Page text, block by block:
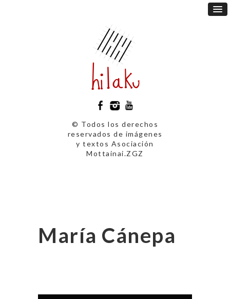
© Todos los derechos
reservados de imágenes
y textos Asociación
Mottainai.ZGZ
María Cánepa